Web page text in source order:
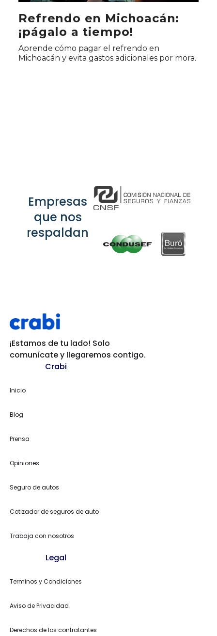
Refrendo en Michoacán:
¡págalo a tiempo!
Aprende cómo pagar el refrendo en
Michoacán y evita gastos adicionales por mora.
Empresas
que nos
respaldan
¡Estamos de tu lado! Solo
comunícate y llegaremos contigo.
Crabi
Inicio
Blog
Prensa
Opiniones
Seguro de autos
Cotizador de seguros de auto
Trabaja con nosotros
Legal
Terminos y Condiciones
Aviso de Privacidad
Derechos de los contratantes